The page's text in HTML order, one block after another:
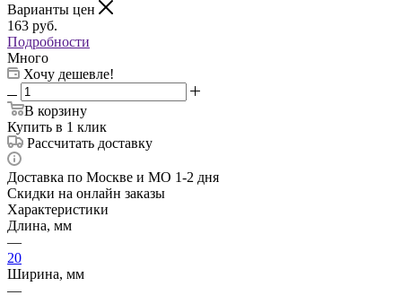
Варианты цен
163 руб.
Подробности
Много
Хочу дешевле!
В корзину
Купить в 1 клик
Рассчитать доставку
Доставка по Москве и МО 1-2 дня
Скидки на онлайн заказы
Характеристики
Длина, мм
—
20
Ширина, мм
—